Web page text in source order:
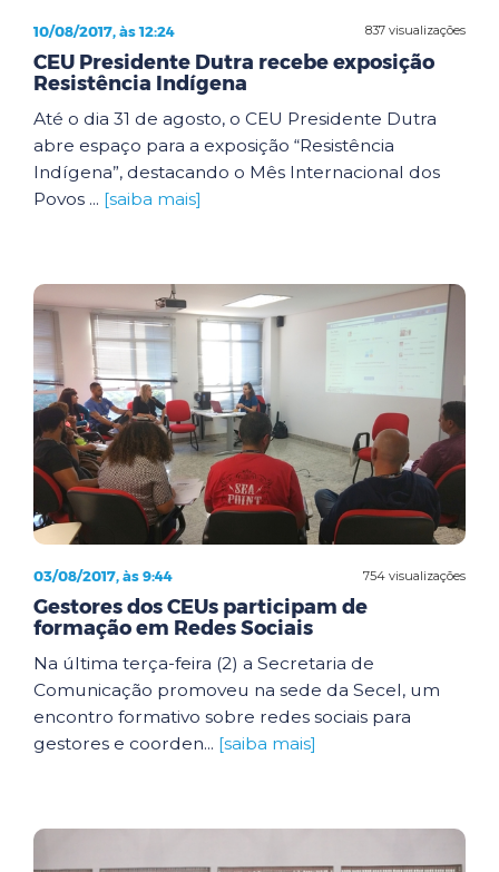
837 visualizações
10/08/2017, às 12:24
CEU Presidente Dutra recebe exposição
Resistência Indígena
Até o dia 31 de agosto, o CEU Presidente Dutra
abre espaço para a exposição “Resistência
Indígena”, destacando o Mês Internacional dos
Povos ... [saiba mais]
754 visualizações
03/08/2017, às 9:44
Gestores dos CEUs participam de
formação em Redes Sociais
Na última terça-feira (2) a Secretaria de
Comunicação promoveu na sede da Secel, um
encontro formativo sobre redes sociais para
gestores e coorden... [saiba mais]